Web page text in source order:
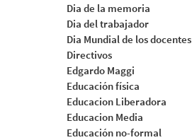
Dia de la memoria
Dia del trabajador
Dia Mundial de los docentes
Directivos
Edgardo Maggi
Educación física
Educacion Liberadora
Educacion Media
Educación no-formal